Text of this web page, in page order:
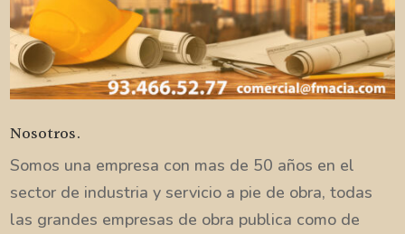
Nosotros.
Somos una empresa con mas de 50 años en el
sector de industria y servicio a pie de obra, todas
las grandes empresas de obra publica como de